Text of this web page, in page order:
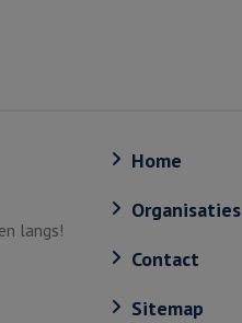
langs!
Home
Organisaties
Contact
Sitemap